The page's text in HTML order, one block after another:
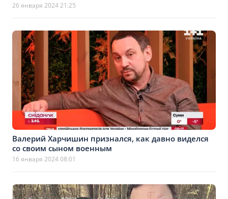
26 января 2024 21:25
Валерий Харчишин признался, как давно виделся
со своим сыном военным
16 января 2024 08:01